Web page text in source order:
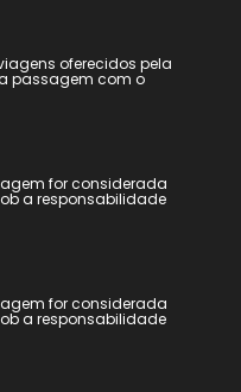
oferecidos pela
passagem com o
for considerada
a responsabilidade
for considerada
a responsabilidade